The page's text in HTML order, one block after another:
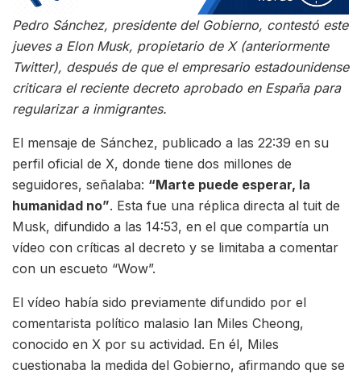
Pedro Sánchez, presidente del Gobierno, contestó este
jueves a Elon Musk, propietario de X (anteriormente
Twitter), después de que el empresario estadounidense
criticara el reciente decreto aprobado en España para
regularizar a inmigrantes.
El mensaje de Sánchez, publicado a las 22:39 en su
perfil oficial de X, donde tiene dos millones de
seguidores, señalaba: “Marte puede esperar, la
humanidad no”. Esta fue una réplica directa al tuit de
Musk, difundido a las 14:53, en el que compartía un
vídeo con críticas al decreto y se limitaba a comentar
con un escueto “Wow”.
El vídeo había sido previamente difundido por el
comentarista político malasio Ian Miles Cheong,
conocido en X por su actividad. En él, Miles
cuestionaba la medida del Gobierno, afirmando que se